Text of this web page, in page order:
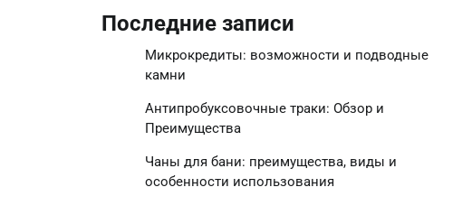
Последние записи
Микрокредиты: возможности и подводные
камни
Антипробуксовочные траки: Обзор и
Преимущества
Чаны для бани: преимущества, виды и
особенности использования